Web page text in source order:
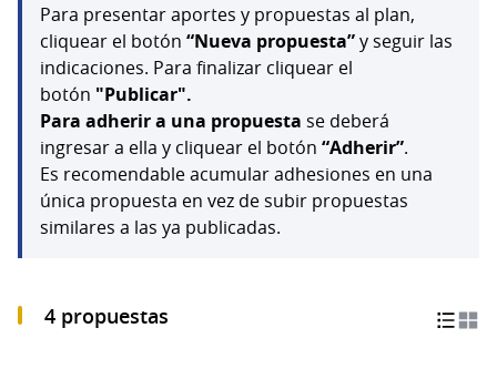
Para presentar aportes y propuestas al plan,
cliquear el botón “Nueva propuesta”y seguir las
indicaciones. Para finalizar cliquear el
botón "Publicar".
Para adherir a una propuesta se deberá
ingresar a ella y cliquear el botón “Adherir”.
Es recomendable acumular adhesiones en una
única propuesta en vez de subir propuestas
similares a las ya publicadas.
4 propuestas